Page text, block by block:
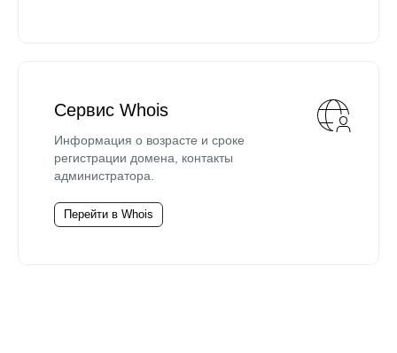
Сервис Whois
Информация о возрасте и сроке
регистрации домена, контакты
администратора.
Перейти в Whois